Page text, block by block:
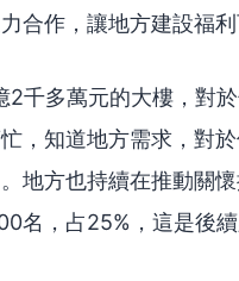
合作，讓地方建設福利
千多萬元的大樓，對
，知道地方需求，對
地方也持續在推動關
名，占25%，這是後